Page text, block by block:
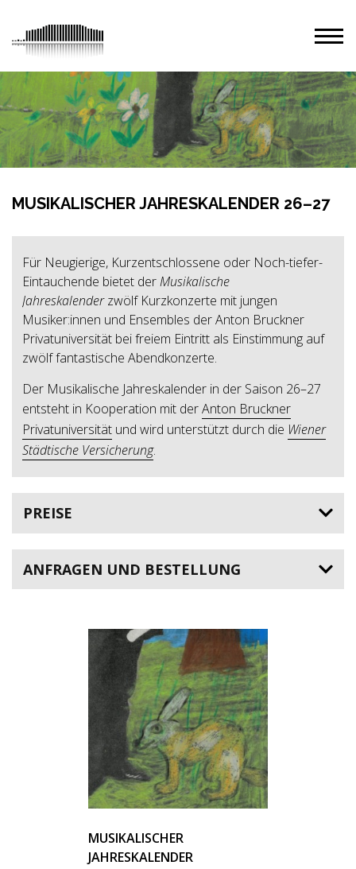
MUSIKALISCHER JAHRESKALENDER 26–27
Für Neugierige, Kurzentschlossene oder Noch-tiefer-
Eintauchende bietet derMusikalische
Jahreskalenderzwölf Kurzkonzerte mit jungen
Musiker:innen und Ensembles der Anton Bruckner
Privatuniversität bei freiem Eintritt als Einstimmung auf
zwölf fantastische Abendkonzerte.
Der Musikalische Jahreskalender in der Saison 26–27
entsteht in Kooperation mit derAnton Bruckner
Privatuniversität und wird unterstützt durch die Wiener
Städtische Versicherung.
PREISE
ANFRAGEN UND BESTELLUNG
MUSIKALISCHER
JAHRESKALENDER